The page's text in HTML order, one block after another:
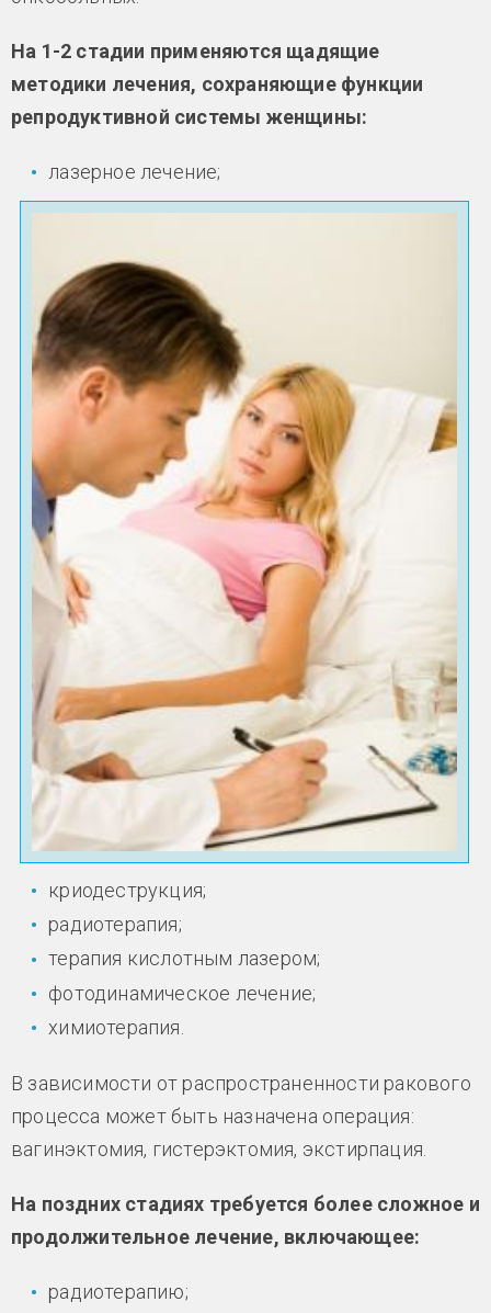
На 1-2 стадии применяются щадящие
методики лечения, сохраняющие функции
репродуктивной системы женщины:
лазерное лечение;
криодеструкция;
радиотерапия;
терапия кислотным лазером;
фотодинамическое лечение;
химиотерапия.
В зависимости от распространенности ракового
процесса может быть назначена операция:
вагинэктомия, гистерэктомия, экстирпация.
На поздних стадиях требуется более сложное и
продолжительное лечение, включающее:
радиотерапию;